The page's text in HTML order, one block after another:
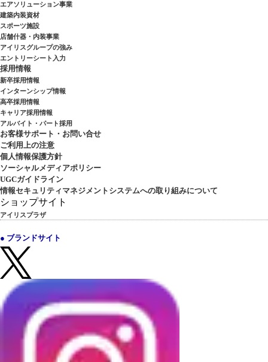
エアソリューション事業
建築内装資材
スポーツ施設
店舗什器・内装事業
アイリスグループの強み
エントリーシート入力
採用情報
新卒採用情報
インターンシップ情報
高卒採用情報
キャリア採用情報
アルバイト・パート採用
お客様サポート・お問い合せ
ご利用上の注意
個人情報保護方針
ソーシャルメディアポリシー
UGCガイドライン
情報セキュリティマネジメントシステムへの取り組みについて
ショップサイト
アイリスプラザ
● ブランドサイト